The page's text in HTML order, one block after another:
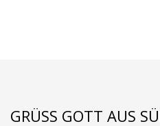
GRÜSS GOTT AUS